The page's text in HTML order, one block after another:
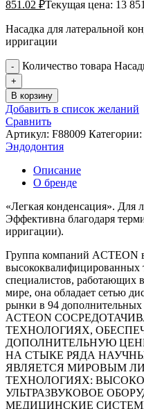
851.02 ₽Текущая цена: 13
Насадка для латеральной
ирригации
Количество товара
В корзину
Добавить в список желаний
Сравнить
Артикул: F88009 Категории:
Эндодонтия
Описание
О бренде
«Легкая конденсация». Для
Эффективна благодаря
ирригации).
Группа компаний ACTEON
высококвалифицированных
специалистов, работающих
мире, она обладает сетью
рынки в 94
ACTEON
ТЕХНОЛОГИЯХ,
ДОПОЛНИТЕЛЬНУЮ
НА СТЫКЕ РЯДА
ЯВЛЯЕТСЯ МИРОВЫМ
ТЕХНОЛОГИЯХ:
УЛЬТРАЗВУКОВОЕ
МЕДИЦИНСКИЕ